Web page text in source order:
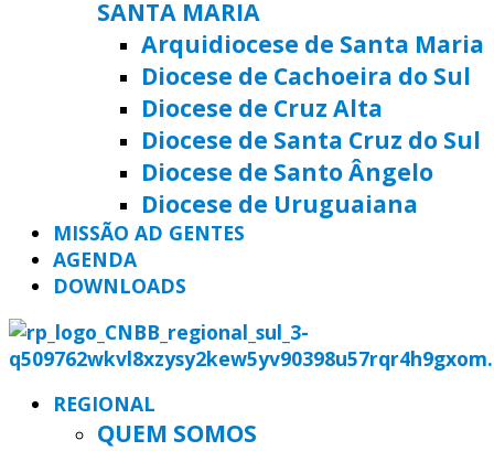
SANTA MARIA
Arquidiocese de Santa Maria
Diocese de Cachoeira do Sul
Diocese de Cruz Alta
Diocese de Santa Cruz do Sul
Diocese de Santo Ângelo
Diocese de Uruguaiana
MISSÃO AD GENTES
AGENDA
DOWNLOADS
REGIONAL
QUEM SOMOS